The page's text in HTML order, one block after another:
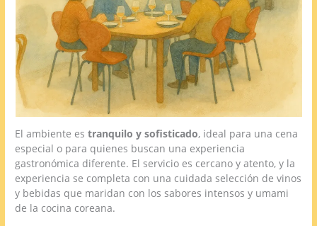
El ambiente estranquilo y sofisticado, ideal para una cena
especial o para quienes buscan una experiencia
gastronómica diferente. El servicio es cercano y atento, y la
experiencia se completa con una cuidada selección de vinos
y bebidas que maridan con los sabores intensos y umami
de la cocina coreana.